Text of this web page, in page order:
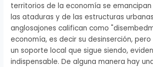
territorios de la economía se
las ataduras y de las estructuras
anglosajones califican como
economía, es decir su desinserción,
un soporte local que sigue siendo,
indispensable. De alguna manera hay